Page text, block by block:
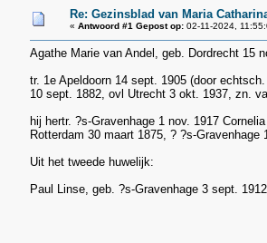
Re: Gezinsblad van Maria
« Antwoord #1 Gepost op:02-11-2024,
Agathe Marie van Andel, geb. Dordrecht 15
tr. 1e Apeldoorn 14 sept. 1905 (door
10 sept. 1882, ovl Utrecht 3 okt. 1937, zn.
hij hertr. ?s-Gravenhage 1 nov. 1917
Rotterdam 30 maart 1875, ? ?s-Gravenhage
Uit het tweede huwelijk:
Paul Linse, geb. ?s-Gravenhage 3 sept.